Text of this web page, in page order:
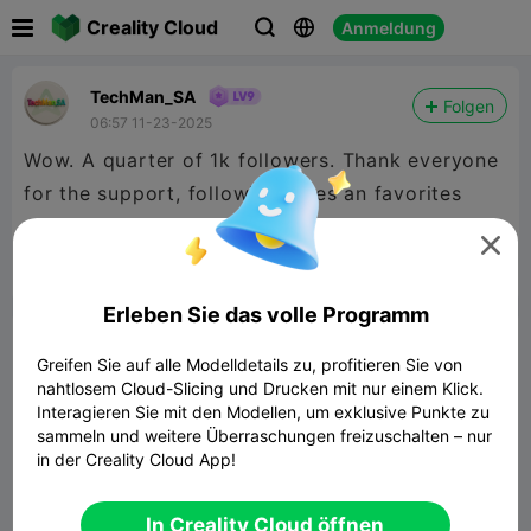
Creality Cloud   Anmeldung
TechMan_SA
06:57 11-23-2025
Folgen
Wow. A quarter of 1k followers. Thank everyone
for the support, following, likes an favorites
during the last couple of months.
Kommentar

Erleben Sie das volle Programm
Greifen Sie auf alle Modelldetails zu, profitieren Sie von
nahtlosem Cloud-Slicing und Drucken mit nur einem Klick.
Interagieren Sie mit den Modellen, um exklusive Punkte zu
sammeln und weitere Überraschungen freizuschalten – nur
in der Creality Cloud App!
In Creality Cloud öffnen